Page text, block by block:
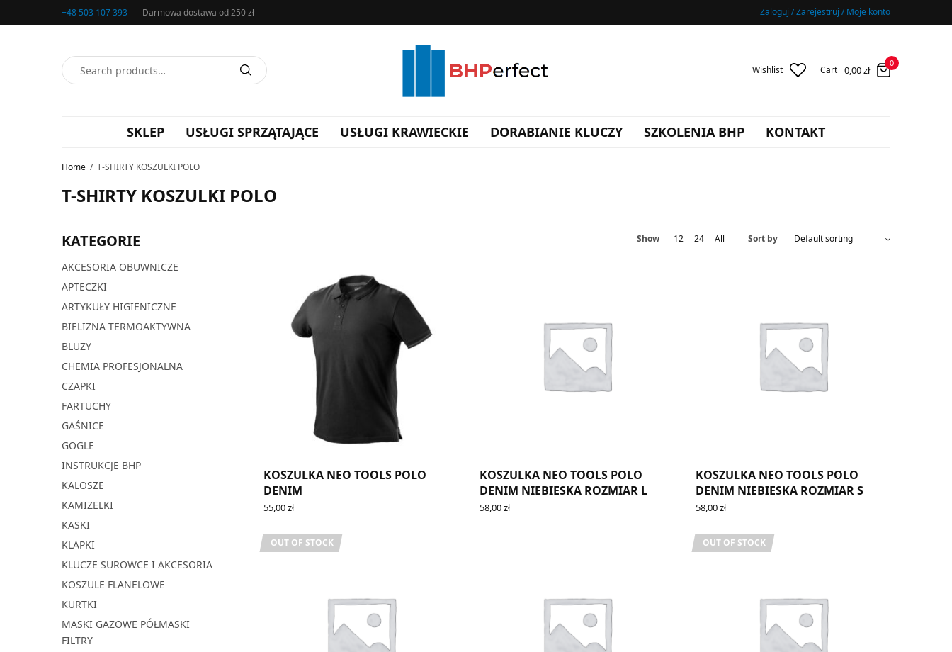
+48 503 107 393 Darmowa dostawa od 250 zł Zaloguj / Zarejestruj / Moje konto
Wishlist Cart 0,00zł
0
SKLEP USŁUGI SPRZĄTAJĄCE USŁUGI KRAWIECKIE DORABIANIE KLUCZY SZKOLENIA BHP KONTAKT
Home / T-SHIRTY KOSZULKI POLO
T-SHIRTY KOSZULKI POLO
KATEGORIE
AKCESORIA OBUWNICZE
APTECZKI
ARTYKUŁY HIGIENICZNE
BIELIZNA TERMOAKTYWNA
BLUZY
CHEMIA PROFESJONALNA
CZAPKI
FARTUCHY
GAŚNICE
GOGLE
INSTRUKCJE BHP
KALOSZE
KAMIZELKI
KASKI
KLAPKI
KLUCZE SUROWCE I AKCESORIA
KOSZULE FLANELOWE
KURTKI
MASKI GAZOWE PÓŁMASKI
FILTRY
Show 12 24 All Sort by
KOSZULKA NEO TOOLS POLO
DENIM
55,00zł
KOSZULKA NEO TOOLS POLO
DENIM NIEBIESKA ROZMIAR L
58,00zł
KOSZULKA NEO TOOLS POLO
DENIM NIEBIESKA ROZMIAR S
58,00zł
OUT OF STOCK OUT OF STOCK